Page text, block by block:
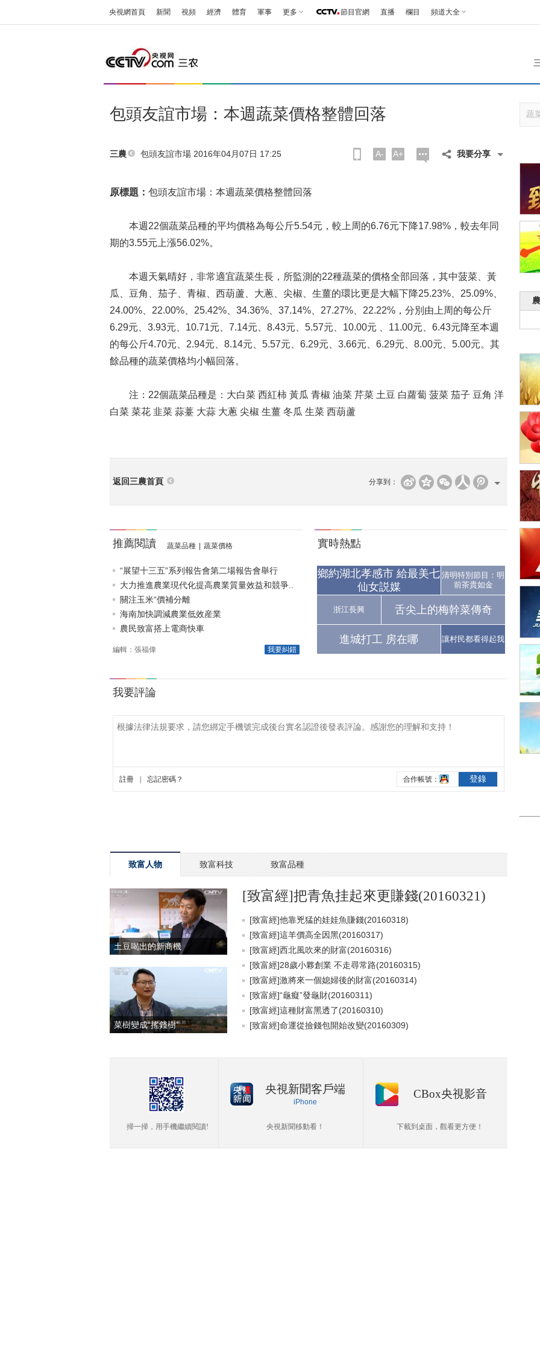
央視網首頁 新聞 視頻 經濟 體育 軍事 更多 節目官網 直播 欄目 頻道大全
包頭友誼市場：本週蔬菜價格整體回落
三農 包頭友誼市場 2016年04月07日 17:25 A- A+ 我要分享
原標題： 包頭友誼市場：本週蔬菜價格整體回落
本週22個蔬菜品種的平均價格為每公斤5.54元，較上周的6.76元下降17.98%，較去年同
期的3.55元上漲56.02%。
本週天氣晴好，非常適宜蔬菜生長，所監測的22種蔬菜的價格全部回落，其中菠菜、黃
瓜、豆角、茄子、青椒、西葫蘆、大蔥、尖椒、生薑的環比更是大幅下降25.23%、25.09%、
24.00%、22.00%、25.42%、34.36%、37.14%、27.27%、22.22%，分別由上周的每公斤
6.29元、3.93元、10.71元、7.14元、8.43元、5.57元、10.00元 、11.00元、6.43元降至本週
的每公斤4.70元、2.94元、8.14元、5.57元、6.29元、3.66元、6.29元、8.00元、5.00元。其
餘品種的蔬菜價格均小幅回落。
注：22個蔬菜品種是：大白菜 西紅柿 黃瓜 青椒 油菜 芹菜 土豆 白蘿蔔 菠菜 茄子 豆角 洋
白菜 菜花 韭菜 蒜薹 大蒜 大蔥 尖椒 生薑 冬瓜 生菜 西葫蘆
返回三農首頁 分享到：
推薦閱讀 蔬菜品種 蔬菜價格
“展望十三五”系列報告會第二場報告會舉行
大力推進農業現代化提高農業質量效益和競爭..
關注玉米“價補分離
海南加快調減農業低效産業
農民致富搭上電商快車
我要糾錯
編輯：張福偉
實時熱點
鄉約湖北孝感市 給最美七
仙女説媒
清明特別節目：明
前茶貴如金
浙江長興 舌尖上的梅幹菜傳奇
進城打工 房在哪 讓村民都看得起我
致富人物 致富科技 致富品種
土豆喝出的新商機
菜樹變成“搖錢樹”
[致富經]把青魚挂起來更賺錢(20160321)
[致富經]他靠兇猛的娃娃魚賺錢(20160318)
[致富經]這羊價高全因黑(20160317)
[致富經]西北風吹來的財富(20160316)
[致富經]28歲小夥創業 不走尋常路(20160315)
[致富經]激將來一個媳婦後的財富(20160314)
[致富經]“龜癡”發龜財(20160311)
[致富經]這種財富黑透了(20160310)
[致富經]命運從撿錢包開始改變(20160309)
掃一掃，用手機繼續閱讀!
央視新聞客戶端
iPhone
央視新聞移動看！
CBox央視影音
下載到桌面，觀看更方便！